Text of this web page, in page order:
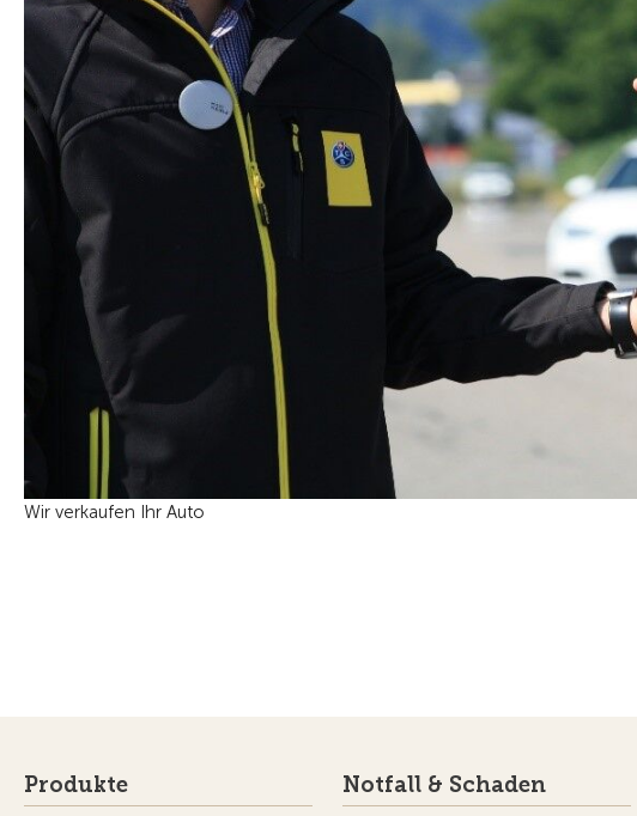
Wir verkaufen Ihr Auto
Produkte Notfall & Schaden